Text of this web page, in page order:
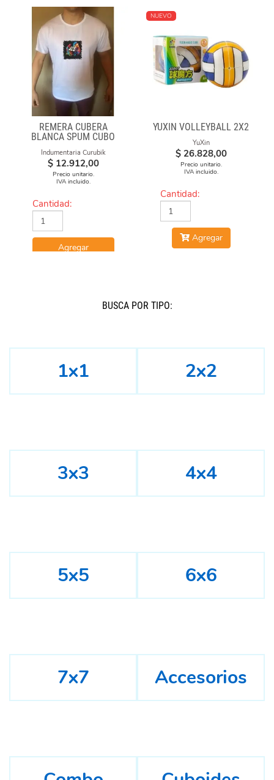
REMERA CUBERA
BLANCA SPUM CUBO
Indumentaria Curubik
$ 12.912,00
Precio unitario.
IVA incluido.
Cantidad:
Agregar
NUEVO
YUXIN VOLLEYBALL 2X2
YuXin
$ 26.828,00
Precio unitario.
IVA incluido.
Cantidad:
Agregar
BUSCÁ POR TIPO:
1x1 2x2
3x3 4x4
5x5 6x6
7x7 Accesorios